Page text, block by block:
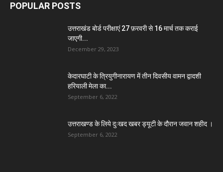
POPULAR POSTS
उत्तराखंड बोर्ड परीक्षाएं 27 फ़रवरी से 16 मार्च तक कराई
जाएगी...
December 29, 2023
केदारघाटी के त्रियुगीनारायण में तीन दिवसीय वामन द्वादशी
हरियाली मेला का...
September 6, 2022
उत्तराखण्ड के लिये दुःखद खबर ड्यूटी के दौरान जवान शहीद ।
September 6, 2022